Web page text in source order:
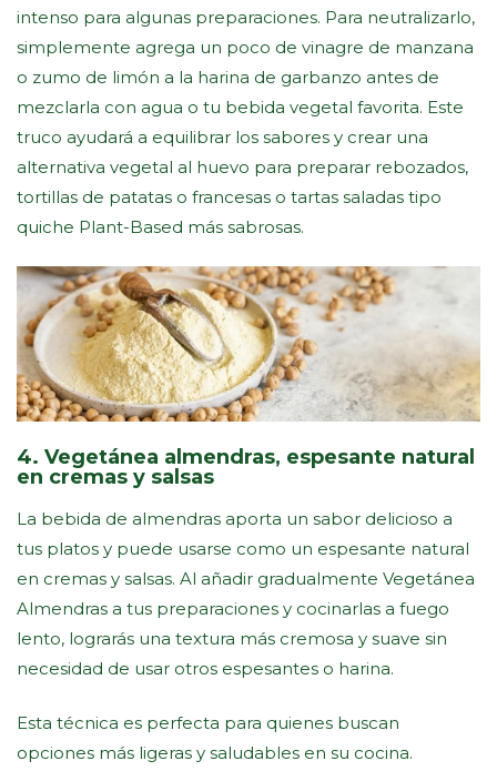
intenso para algunas preparaciones. Para neutralizarlo,
simplemente agrega un poco de vinagre de manzana
o zumo de limón a la harina de garbanzo antes de
mezclarla con agua o tu bebida vegetal favorita. Este
truco ayudará a equilibrar los sabores y crear una
alternativa vegetal al huevo para preparar rebozados,
tortillas de patatas o francesas o tartas saladas tipo
quiche Plant-Based más sabrosas.
4. Vegetánea almendras, espesante natural
en cremas y salsas
La bebida de almendras aporta un sabor delicioso a
tus platos y puede usarse como un espesante natural
en cremas y salsas. Al añadir gradualmente Vegetánea
Almendras a tus preparaciones y cocinarlas a fuego
lento, lograrás una textura más cremosa y suave sin
necesidad de usar otros espesantes o harina.
Esta técnica es perfecta para quienes buscan
opciones más ligeras y saludables en su cocina.